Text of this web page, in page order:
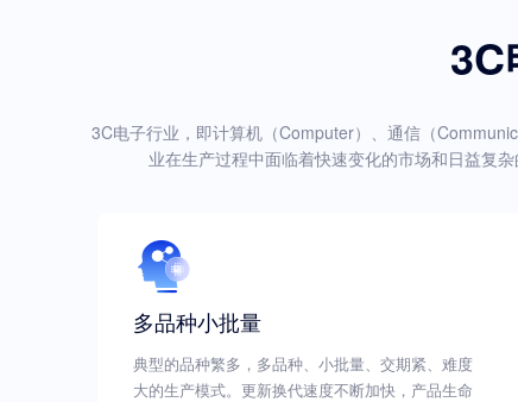
3C电子行业，即计算机（Computer）、通信（
业在生产过程中面临着快速变化的市场和日益复
多品种小批量
典型的品种繁多，多品种、小批量、交期紧、难度
大的生产模式。更新换代速度不断加快，产品生命